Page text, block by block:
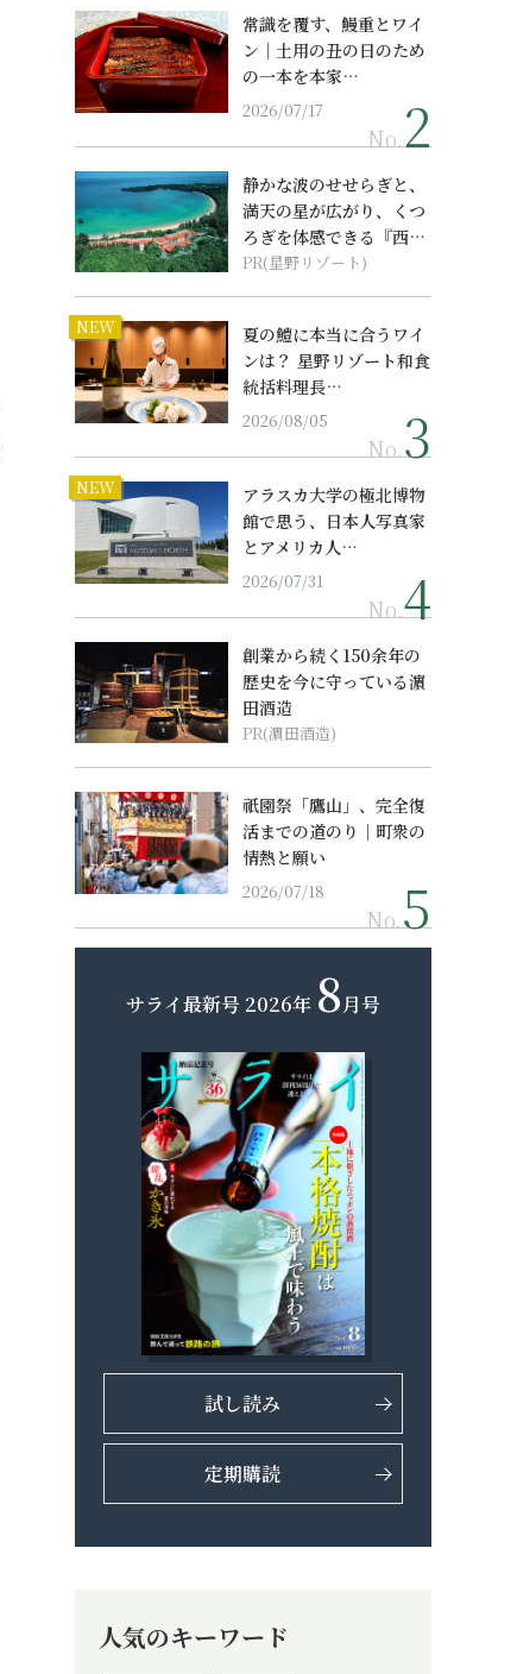
常識を覆す、鰻重とワイ
ン｜土用の丑の日のため
の一本を本家…
2026/07/17
No.
静かな波のせせらぎと、
満天の星が広がり、くつ
ろぎを体感できる『西表
島ホテル by...
PR(星野リゾート)
NEW
夏の鱧に本当に合うワイ
ンは？ 星野リゾート和食
統括料理長…
2026/08/05
No.
NEW
アラスカ大学の極北博物
館で思う、日本人写真家
とアメリカ人…
2026/07/31
No.
創業から続く150余年の
歴史を今に守っている濵
田酒造
PR(濵田酒造)
祇園祭「鷹山」、完全復
活までの道のり｜町衆の
情熱と願い
2026/07/18
No.
サライ最新号 2026年 8月号
試し読み
定期購読
人気のキーワード